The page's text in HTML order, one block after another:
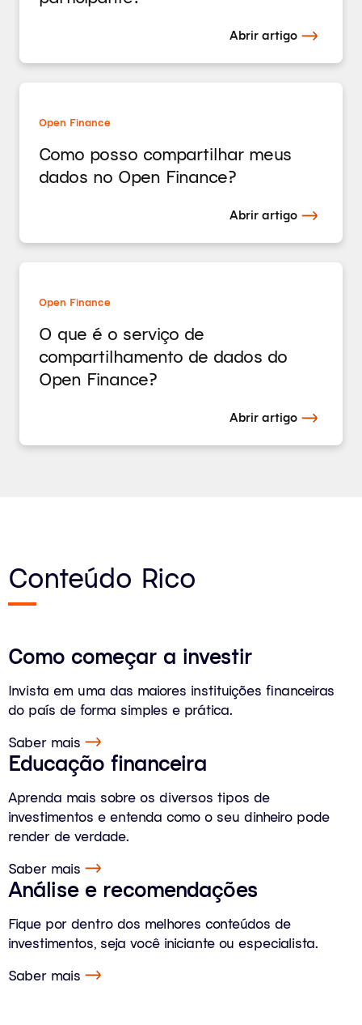
Abrir artigo
Open Finance
Como posso compartilhar meus
dados no Open Finance?
Abrir artigo
Open Finance
O que é o serviço de
compartilhamento de dados do
Open Finance?
Abrir artigo
Conteúdo Rico
Como começar a investir
Invista em uma das maiores instituições financeiras
do país de forma simples e prática.
Saber mais
Educação financeira
Aprenda mais sobre os diversos tipos de
investimentos e entenda como o seu dinheiro pode
render de verdade.
Saber mais
Análise e recomendações
Fique por dentro dos melhores conteúdos de
investimentos, seja você iniciante ou especialista.
Saber mais